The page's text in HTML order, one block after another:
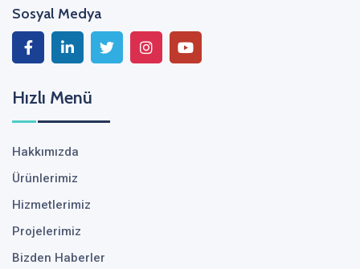
Sosyal Medya
Hızlı Menü
Hakkımızda
Ürünlerimiz
Hizmetlerimiz
Projelerimiz
Bizden Haberler